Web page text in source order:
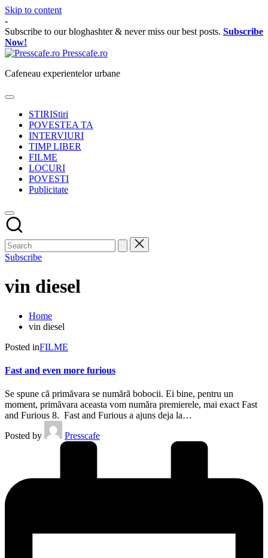
Skip to content
-
Subscribe to our bloghashter & never miss our best posts. Subscribe
Now!
Presscafe.ro
Cafeneau experientelor urbane
STIRIStiri
POVESTEA TA
INTERVIURI
TIMP LIBER
FILME
LOCURI
POVESTI
Publicitate
Subscribe
vin diesel
Home
vin diesel
Posted inFILME
Fast and even more furious
Se spune că primăvara se numără bobocii. Ei bine, pentru un
moment, primăvara aceasta vom număra premierele, mai exact Fast
and Furious 8. Fast and Furious a ajuns deja la…
Posted by
Presscafe